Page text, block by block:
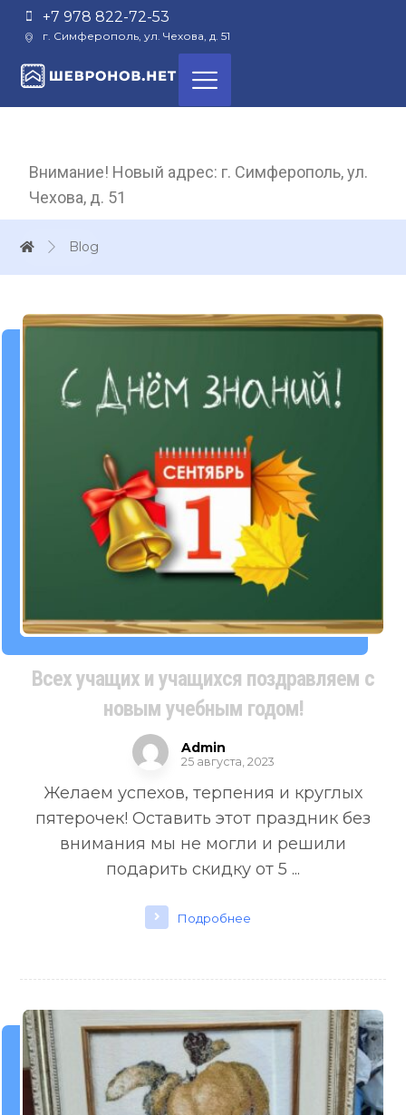
+7 978 822-72-53
г. Симферополь, ул. Чехова, д. 51
Внимание! Новый адрес: г. Симферополь, ул.
Чехова, д. 51
Blog
Всех учащих и учащихся поздравляем с
новым учебным годом!
Admin
25 августа, 2023
Желаем успехов, терпения и круглых
пятерочек! Оставить этот праздник без
внимания мы не могли и решили
подарить скидку от 5 ...
Подробнее